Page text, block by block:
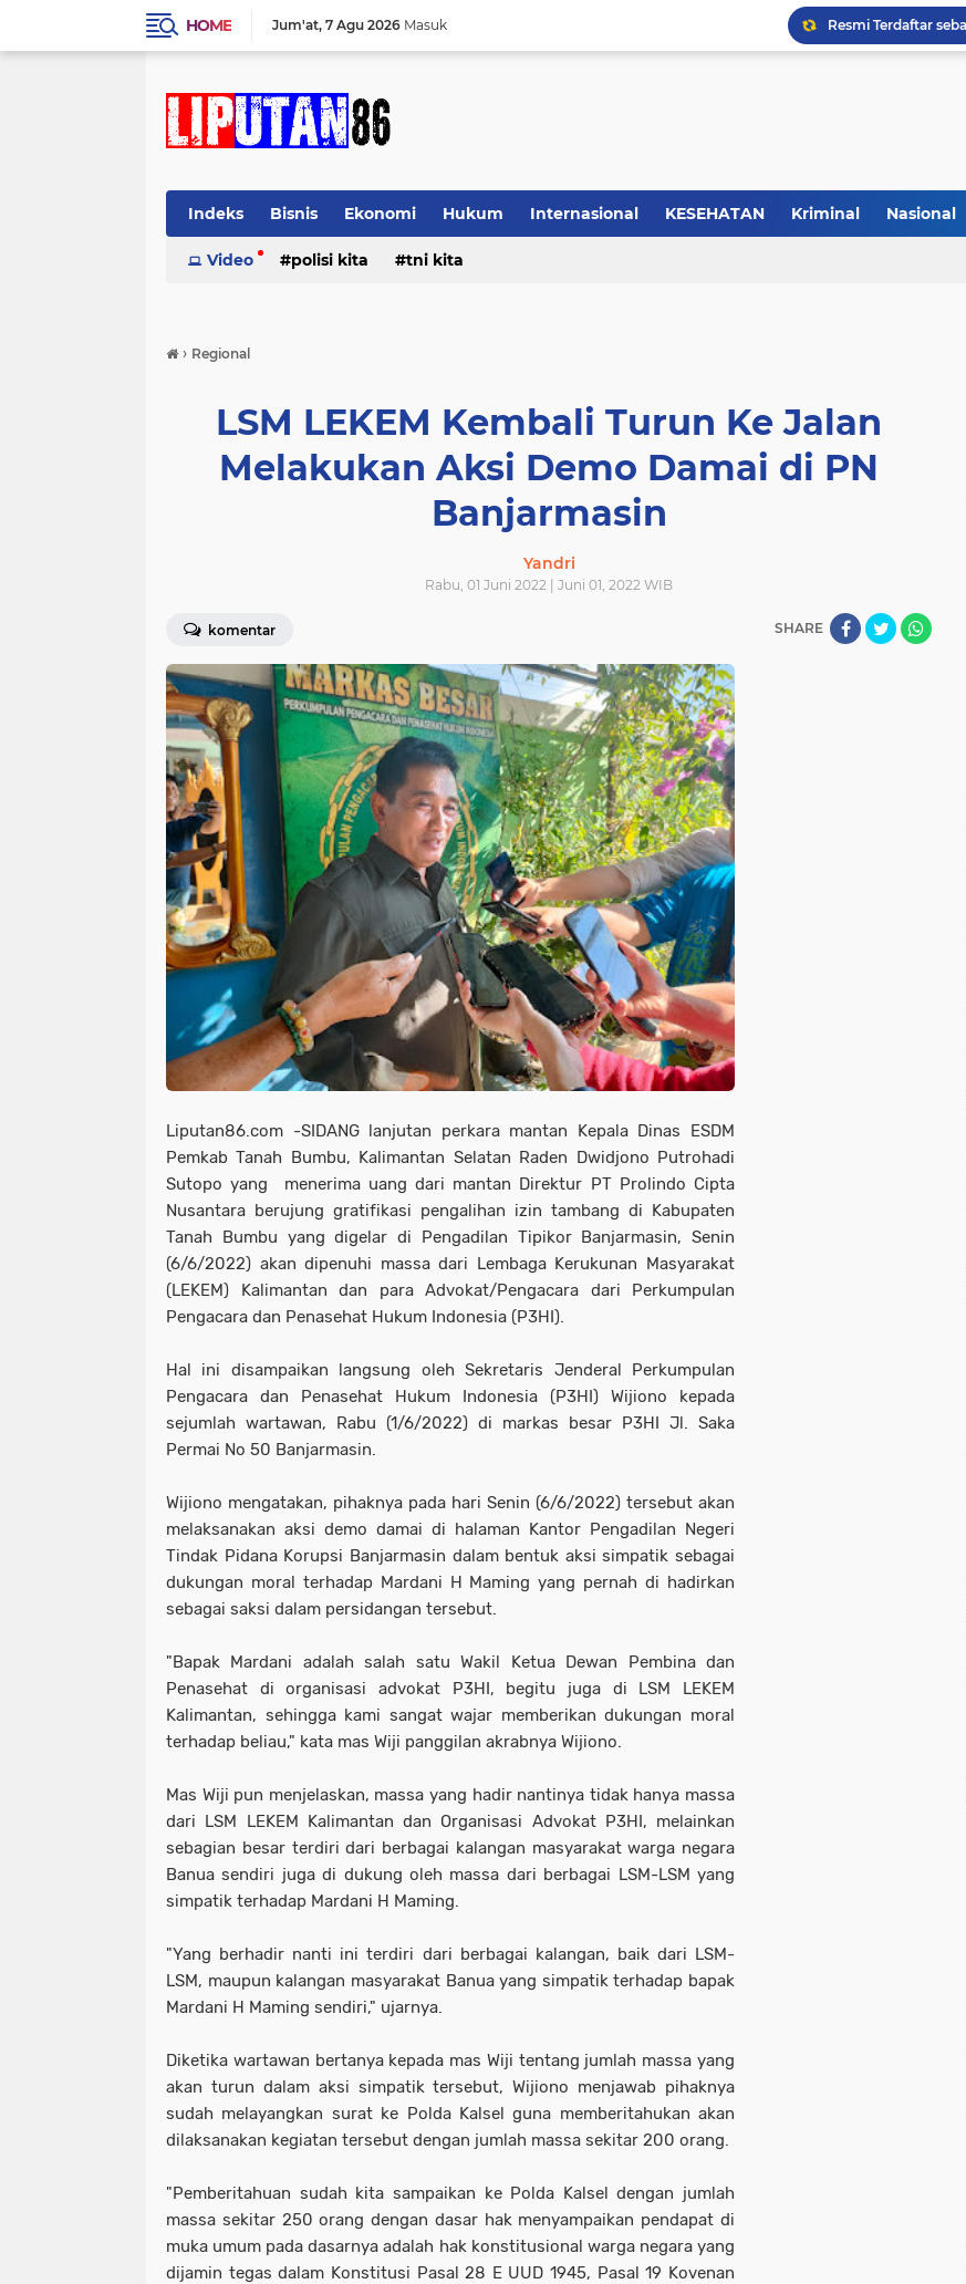
HOME Jum'at 7 Agu 2026 Masuk
Indeks Bisnis Ekonomi Hukum Internasional KESEHATAN Kriminal Nasional
Video polisi kita tni kita
› Regional
LSM LEKEM Kembali Turun Ke Jalan
Melakukan Aksi Demo Damai di PN
Banjarmasin
Yandri
Rabu, 01 Juni 2022 | Juni 01, 2022 WIB
komentar SHARE
Liputan86.com -SIDANG lanjutan perkara mantan Kepala Dinas ESDM
Pemkab Tanah Bumbu, Kalimantan Selatan Raden Dwidjono Putrohadi
Sutopo yang menerima uang dari mantan Direktur PT Prolindo Cipta
Nusantara berujung gratifikasi pengalihan izin tambang di Kabupaten
Tanah Bumbu yang digelar di Pengadilan Tipikor Banjarmasin, Senin
(6/6/2022) akan dipenuhi massa dari Lembaga Kerukunan Masyarakat
(LEKEM) Kalimantan dan para Advokat/Pengacara dari Perkumpulan
Pengacara dan Penasehat Hukum Indonesia (P3HI).
Hal ini disampaikan langsung oleh Sekretaris Jenderal Perkumpulan
Pengacara dan Penasehat Hukum Indonesia (P3HI) Wijiono kepada
sejumlah wartawan, Rabu (1/6/2022) di markas besar P3HI Jl. Saka
Permai No 50 Banjarmasin.
Wijiono mengatakan, pihaknya pada hari Senin (6/6/2022) tersebut akan
melaksanakan aksi demo damai di halaman Kantor Pengadilan Negeri
Tindak Pidana Korupsi Banjarmasin dalam bentuk aksi simpatik sebagai
dukungan moral terhadap Mardani H Maming yang pernah di hadirkan
sebagai saksi dalam persidangan tersebut.
"Bapak Mardani adalah salah satu Wakil Ketua Dewan Pembina dan
Penasehat di organisasi advokat P3HI, begitu juga di LSM LEKEM
Kalimantan, sehingga kami sangat wajar memberikan dukungan moral
terhadap beliau," kata mas Wiji panggilan akrabnya Wijiono.
Mas Wiji pun menjelaskan, massa yang hadir nantinya tidak hanya massa
dari LSM LEKEM Kalimantan dan Organisasi Advokat P3HI, melainkan
sebagian besar terdiri dari berbagai kalangan masyarakat warga negara
Banua sendiri juga di dukung oleh massa dari berbagai LSM-LSM yang
simpatik terhadap Mardani H Maming.
"Yang berhadir nanti ini terdiri dari berbagai kalangan, baik dari LSM-
LSM, maupun kalangan masyarakat Banua yang simpatik terhadap bapak
Mardani H Maming sendiri," ujarnya.
Diketika wartawan bertanya kepada mas Wiji tentang jumlah massa yang
akan turun dalam aksi simpatik tersebut, Wijiono menjawab pihaknya
sudah melayangkan surat ke Polda Kalsel guna memberitahukan akan
dilaksanakan kegiatan tersebut dengan jumlah massa sekitar 200 orang.
"Pemberitahuan sudah kita sampaikan ke Polda Kalsel dengan jumlah
massa sekitar 250 orang dengan dasar hak menyampaikan pendapat di
muka umum pada dasarnya adalah hak konstitusional warga negara yang
dijamin tegas dalam Konstitusi Pasal 28 E UUD 1945, Pasal 19 Kovenan